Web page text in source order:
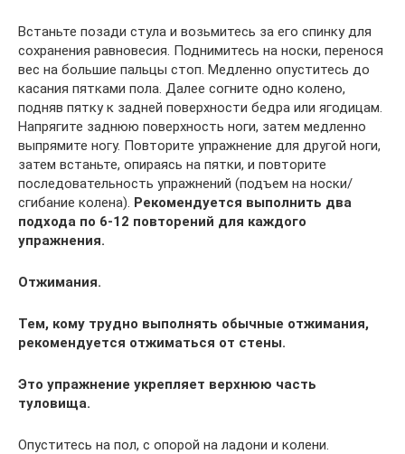
Встаньте позади стула и возьмитесь за его спинку для
сохранения равновесия. Поднимитесь на носки, перенося
вес на большие пальцы стоп. Медленно опуститесь до
касания пятками пола. Далее согните одно колено,
подняв пятку к задней поверхности бедра или ягодицам.
Напрягите заднюю поверхность ноги, затем медленно
выпрямите ногу. Повторите упражнение для другой ноги,
затем встаньте, опираясь на пятки, и повторите
последовательность упражнений (подъем на носки/
сгибание колена). Рекомендуется выполнить два
подхода по 6-12 повторений для каждого
упражнения.
Отжимания.
Тем, кому трудно выполнять обычные отжимания,
рекомендуется отжиматься от стены.
Это упражнение укрепляет верхнюю часть
туловища.
Опуститесь на пол, с опорой на ладони и колени.